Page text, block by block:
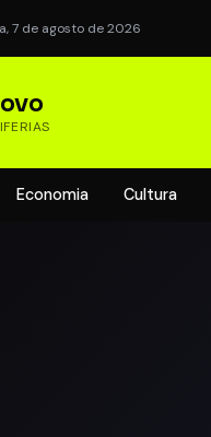
7 de agosto de 2026
Economia Cultura